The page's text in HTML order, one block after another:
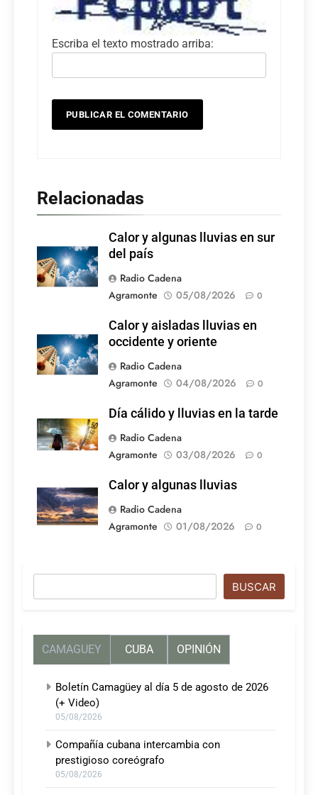
Escriba el texto mostrado arriba:
Relacionadas
Calor y algunas lluvias en sur
del país
Radio Cadena
Agramonte
05/08/2026 0
Calor y aisladas lluvias en
occidente y oriente
Radio Cadena
Agramonte
04/08/2026 0
Día cálido y lluvias en la tarde
Radio Cadena
Agramonte
03/08/2026 0
Calor y algunas lluvias
Radio Cadena
Agramonte
01/08/2026 0
BUSCAR
CAMAGUEY CUBA OPINIÓN
Boletín Camagüey al día 5 de agosto de 2026
(+ Video)
05/08/2026
Compañía cubana intercambia con
prestigioso coreógrafo
05/08/2026